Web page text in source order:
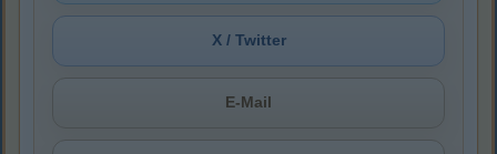
X / Twitter
E-Mail